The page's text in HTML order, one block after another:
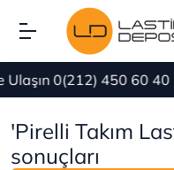
0(212) 450 60 40
'Pirelli Takım
sonuçları